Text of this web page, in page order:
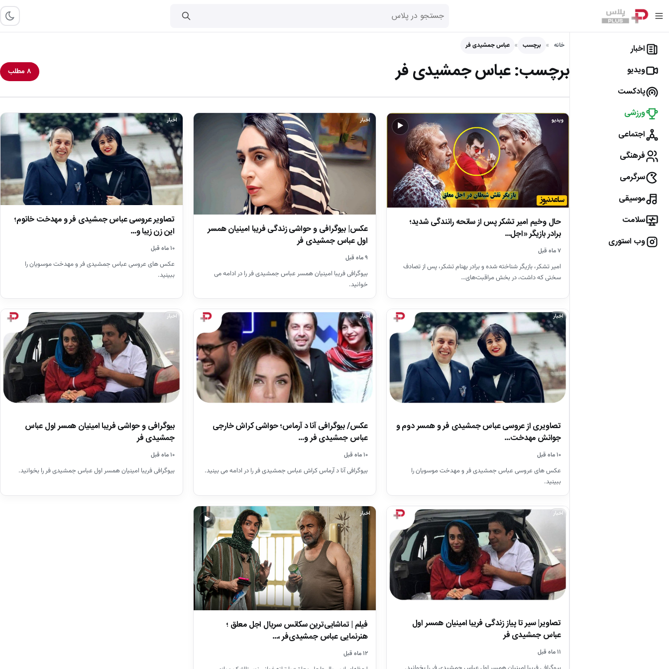
اخبار
ویدیو
پادکست
ورزشی
اجتماعی
فرهنگی
سرگرمی
موسیقی
سلامت
وب استوری
خانه برچسب عباس جمشیدی فر
برچسب:عباس جمشیدی فر ۸ مطلب
▶
ویدیو
حال وخیم امیر تشکر پس از سانحه رانندگی شدید؛
برادر بازیگر «اجل…
۷ ماه قبل
امیر تشکر، بازیگر شناخته شده و برادر بهنام تشکر، پس از تصادف
سختی که داشت، در بخش مراقبت‌های…
اخبار
عکس| بیوگرافی و حواشی زندگی فریبا امینیان همسر
اول عباس جمشیدی فر
۹ ماه قبل
بیوگرافی فریبا امینیان همسر عباس جمشیدی فر را در ادامه می
خوانید.
اخبار
تصاویر عروسی عباس جمشیدی فر و مهدخت خانوم؛
این زن زیبا و…
۱۰ ماه قبل
عکس های عروسی عباس جمشیدی فر و مهدخت موسویان را
ببینید.
اخبار
تصاویری از عروسی عباس جمشیدی فر و همسر دوم و
جوانش مهدخت…
۱۰ ماه قبل
عکس های عروسی عباس جمشیدی فر و مهدخت موسویان را
ببینید.
اخبار
عکس/ بیوگرافی آنا د آرماس؛ حواشی کراش خارجی
عباس جمشیدی فر و…
۱۰ ماه قبل
بیوگرافی آنا د آرماس کراش عباس جمشیدی فر را در ادامه می بینید.
اخبار
بیوگرافی و حواشی فریبا امینیان همسر اول عباس
جمشیدی فر
۱۰ ماه قبل
بیوگرافی فریبا امینیان همسر اول عباس جمشیدی فر را بخوانید.
اخبار
تصاویر| سیر تا پیاز زندگی فریبا امینیان همسر اول
عباس جمشیدی فر
۱۱ ماه قبل
▶
اخبار
فیلم | تماشایی‌ترین سکانس سریال اجل معلق ؛
هنرنمایی عباس جمشیدی‌فر ،…
۱۲ ماه قبل